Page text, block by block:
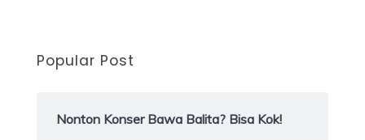
Popular Post
Nonton Konser Bawa Balita? Bisa Kok!